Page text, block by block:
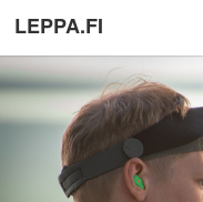
LEPPA.FI